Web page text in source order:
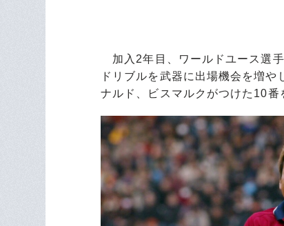
加入2年目、ワールドユース選
ドリブルを武器に出場機会を増
ナルド、ビスマルクがつけた10番